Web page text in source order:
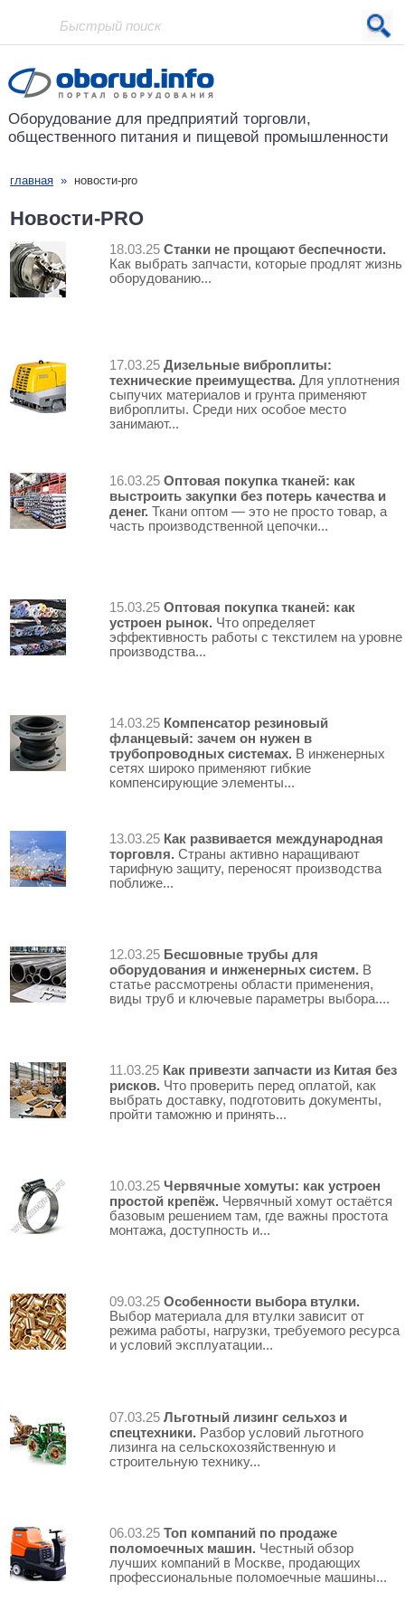
Проект основан в 2001 году
Оборудование для предприятий торговли,
общественного питания и пищевой промышленности
главная » новости-pro
Новости-PRO
18.03.25 Станки не прощают беспечности.
Как выбрать запчасти, которые продлят жизнь
оборудованию...
17.03.25 Дизельные виброплиты:
технические преимущества. Для уплотнения
сыпучих материалов и грунта применяют
виброплиты. Среди них особое место
занимают...
16.03.25 Оптовая покупка тканей: как
выстроить закупки без потерь качества и
денег. Ткани оптом — это не просто товар, а
часть производственной цепочки...
15.03.25 Оптовая покупка тканей: как
устроен рынок. Что определяет
эффективность работы с текстилем на уровне
производства...
14.03.25 Компенсатор резиновый
фланцевый: зачем он нужен в
трубопроводных системах. В инженерных
сетях широко применяют гибкие
компенсирующие элементы...
13.03.25 Как развивается международная
торговля. Страны активно наращивают
тарифную защиту, переносят производства
поближе...
12.03.25 Бесшовные трубы для
оборудования и инженерных систем. В
статье рассмотрены области применения,
виды труб и ключевые параметры выбора....
11.03.25 Как привезти запчасти из Китая без
рисков. Что проверить перед оплатой, как
выбрать доставку, подготовить документы,
пройти таможню и принять...
10.03.25 Червячные хомуты: как устроен
простой крепёж. Червячный хомут остаётся
базовым решением там, где важны простота
монтажа, доступность и...
09.03.25 Особенности выбора втулки.
Выбор материала для втулки зависит от
режима работы, нагрузки, требуемого ресурса
и условий эксплуатации...
07.03.25 Льготный лизинг сельхоз и
спецтехники. Разбор условий льготного
лизинга на сельскохозяйственную и
строительную технику...
06.03.25 Топ компаний по продаже
поломоечных машин. Честный обзор
лучших компаний в Москве, продающих
профессиональные поломоечные машины...